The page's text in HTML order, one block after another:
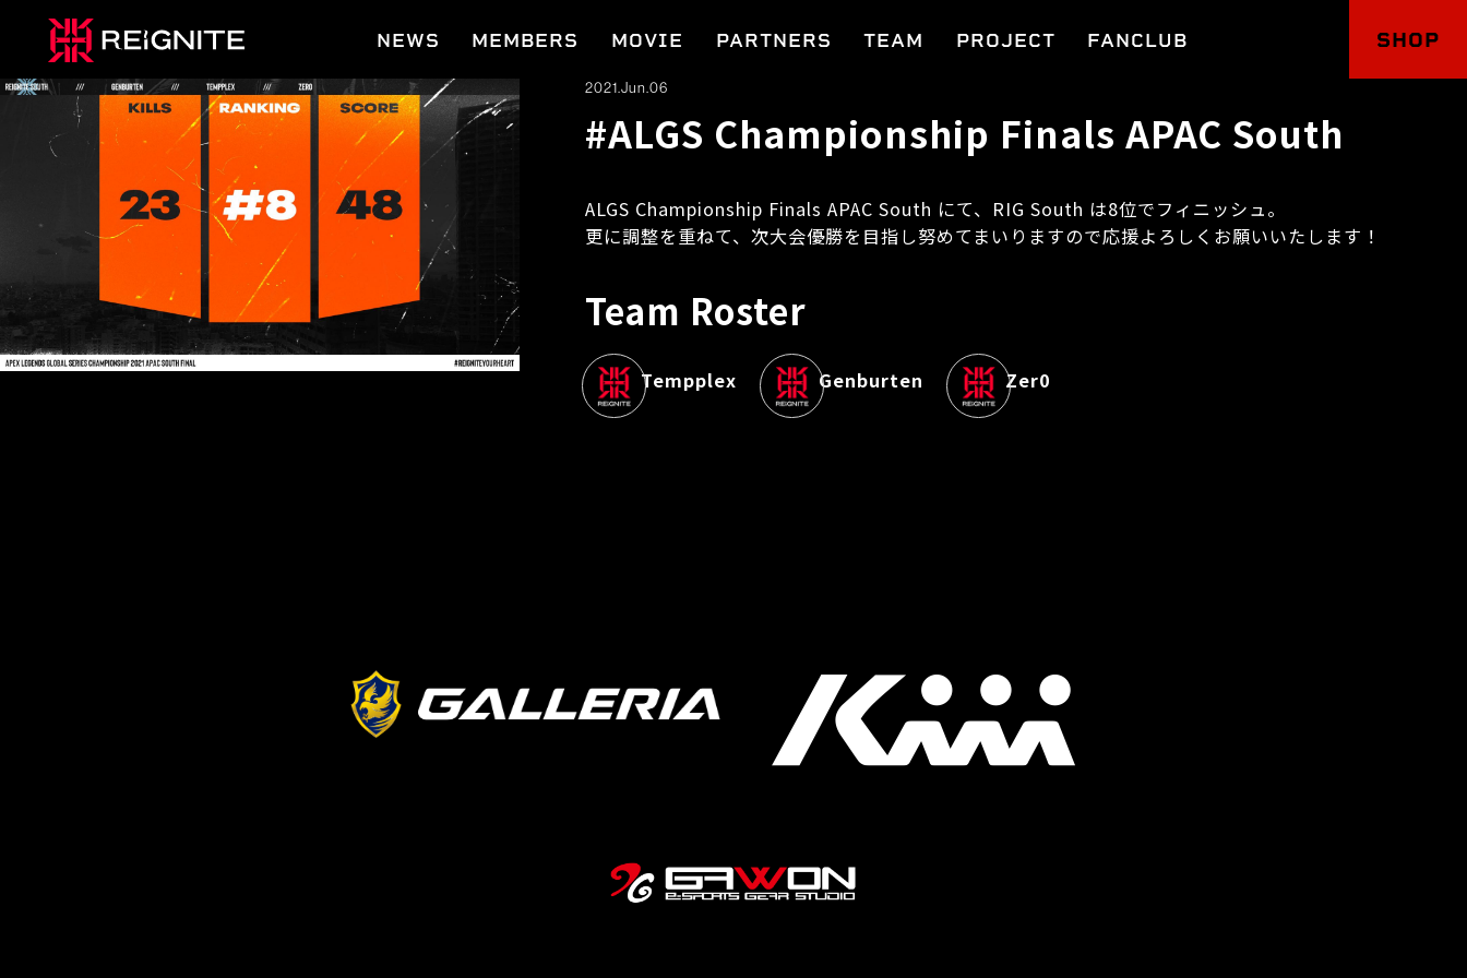
NEWS MEMBERS MOVIE PARTNERS TEAM PROJECT FANCLUB SHOP
2021.Jun.06
#ALGS Championship Finals APAC South
ALGS Championship Finals APAC South にて、RIG South は8位でフィニッシュ。
更に調整を重ねて、次大会優勝を目指し努めてまいりますので応援よろしくお願いいたします！
Team Roster
Tempplex Genburten Zer0